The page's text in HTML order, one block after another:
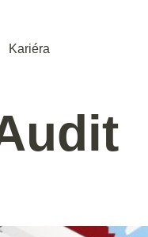
Kariéra